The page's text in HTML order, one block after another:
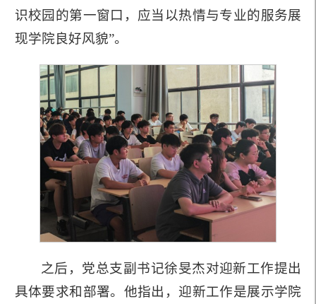
识校园的第一窗口，应当以热情与专业的服务展
现学院良好风貌”。
之后，党总支副书记徐旻杰对迎新工作提出
具体要求和部署。他指出，迎新工作是展示学院